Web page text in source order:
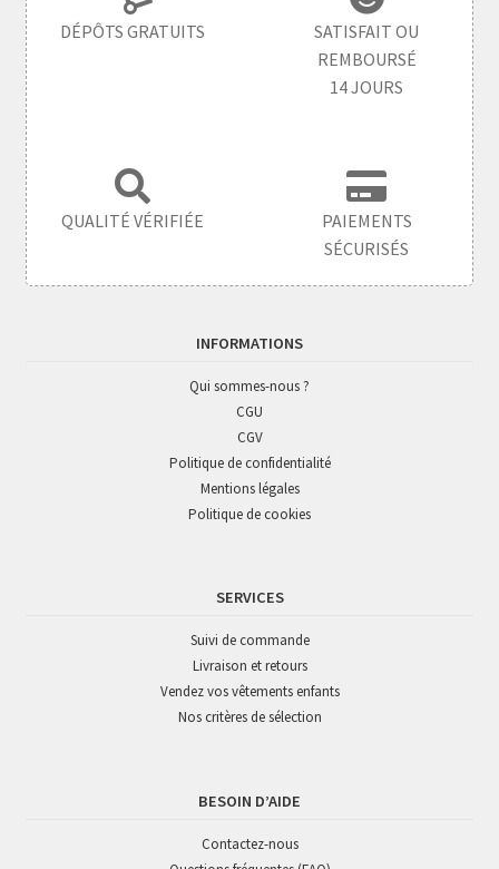
DÉPÔTS GRATUITS
SATISFAIT OU
REMBOURSÉ
14 JOURS
QUALITÉ VÉRIFIÉE
PAIEMENTS
SÉCURISÉS
INFORMATIONS
Qui sommes-nous ?
CGU
CGV
Politique de confidentialité
Mentions légales
Politique de cookies
SERVICES
Suivi de commande
Livraison et retours
Vendez vos vêtements enfants
Nos critères de sélection
BESOIN D’AIDE
Contactez-nous